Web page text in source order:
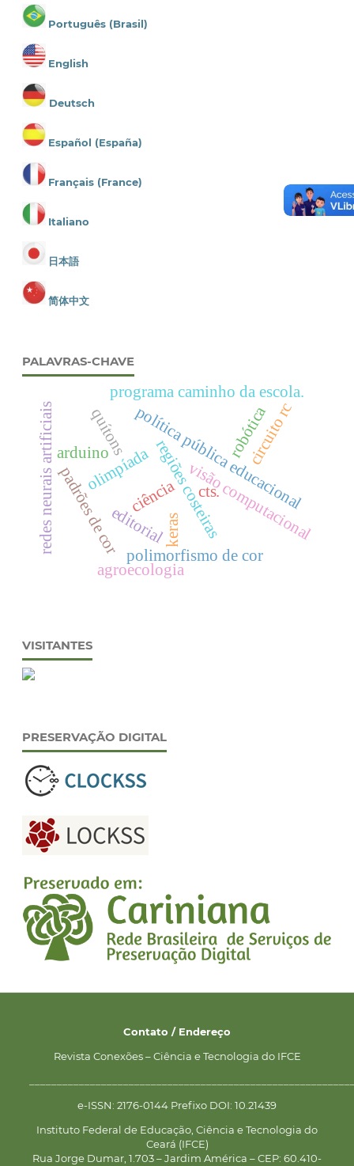
Português (Brasil)
English
Deutsch
Español (España)
Français (France)
Italiano
日本語
简体中文
PALAVRAS-CHAVE
editorial
olimpíadapolítica pública educacional
programa caminho da escola.
padrões de cor polimorfismo de cor
quítons
regiões costeiras
robótica
redes neurais artificiais visão computacional
keras
cts.
agroecologia
ciência
arduino circuito rc
VISITANTES
PRESERVAÇÃO DIGITAL
Contato / Endereço
Revista Conexões – Ciência e Tecnologia do IFCE
e-ISSN: 2176-0144 Prefixo DOI: 10.21439
Instituto Federal de Educação, Ciência e Tecnologia do
Ceará (IFCE)
Rua Jorge Dumar, 1.703 – Jardim América – CEP: 60.410-